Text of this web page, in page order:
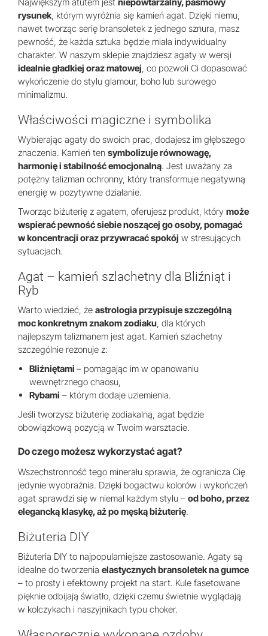
rysunek, którym wyróżnia się kamień agat. Dzięki niemu,
nawet tworząc serię bransoletek z jednego sznura, masz
pewność, że każda sztuka będzie miała indywidualny
charakter. W naszym sklepie znajdziesz agaty w wersji
idealnie gładkiej oraz matowej, co pozwoli Ci dopasować
wykończenie do stylu glamour, boho lub surowego
minimalizmu.
Właściwości magiczne i symbolika
Wybierając agaty do swoich prac, dodajesz im głębszego
znaczenia. Kamień ten symbolizuje równowagę,
harmonię i stabilność emocjonalną. Jest uważany za
potężny talizman ochronny, który transformuje negatywną
energię w pozytywne działanie.
Tworząc biżuterię z agatem, oferujesz produkt, który może
wspierać pewność siebie noszącej go osoby, pomagać
w koncentracji oraz przywracać spokój w stresujących
sytuacjach.
Agat – kamień szlachetny dla Bliźniąt i
Ryb
Warto wiedzieć, że astrologia przypisuje szczególną
moc konkretnym znakom zodiaku, dla których
najlepszym talizmanem jest agat. Kamień szlachetny
szczególnie rezonuje z:
Bliźniętami – pomagając im w opanowaniu
wewnętrznego chaosu,
Rybami – którym dodaje uziemienia.
Jeśli tworzysz biżuterię zodiakalną, agat będzie
obowiązkową pozycją w Twoim warsztacie.
Do czego możesz wykorzystać agat?
Wszechstronność tego minerału sprawia, że ogranicza Cię
jedynie wyobraźnia. Dzięki bogactwu kolorów i wykończeń
agat sprawdzi się w niemal każdym stylu – od boho, przez
elegancką klasykę, aż po męską biżuterię.
Biżuteria DIY
Biżuteria DIY to najpopularniejsze zastosowanie. Agaty są
idealne do tworzenia elastycznych bransoletek na gumce
– to prosty i efektowny projekt na start. Kule fasetowane
pięknie odbijają światło, dzięki czemu świetnie wyglądają
w kolczykach i naszyjnikach typu choker.